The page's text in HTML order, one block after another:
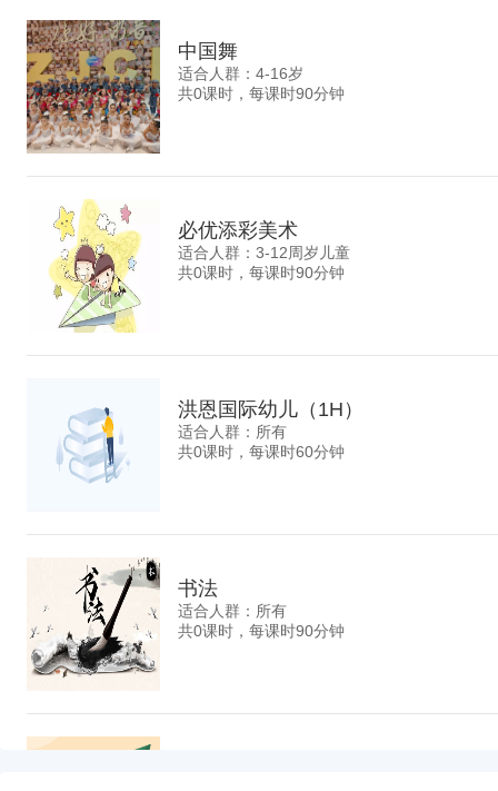
中国舞
适合人群：4-16岁
共0课时，每课时90分钟
必优添彩美术
适合人群：3-12周岁儿童
共0课时，每课时90分钟
洪恩国际幼儿（1H）
适合人群：所有
共0课时，每课时60分钟
书法
适合人群：所有
共0课时，每课时90分钟